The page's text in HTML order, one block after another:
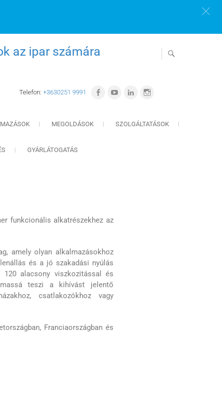
az ipar számára
Telefon: +3630251 9991
MEGOLDÁSOK SZOLGÁLTATÁSOK
GYÁRLÁTOGATÁS
funkcionális alkatrészekhez az
amely olyan alkalmazásokhoz
és a jó szakadási nyúlás
alacsony viszkozitással és
teszi a kihívást jelentő
csatlakozókhoz vagy
Franciaországban és